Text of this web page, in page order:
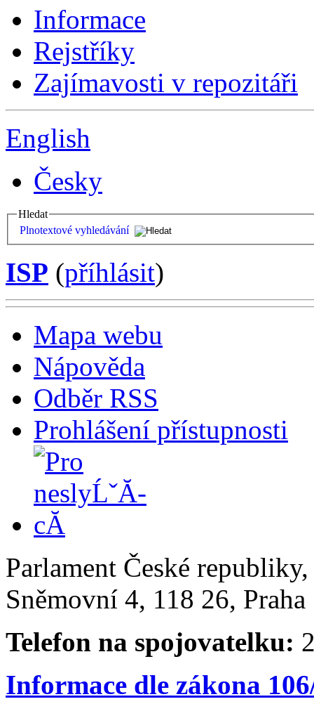
Informace
Rejstříky
Zajímavosti v repozitáři
English
Česky
Hledat
Plnotextové vyhledávání
ISP (příhlásit)
Mapa webu
Nápověda
Odběr RSS
Prohlášení přístupnosti
Parlament České
Sněmovní 4, 118 26,
Telefon na spojovatelku:
Informace dle zákona